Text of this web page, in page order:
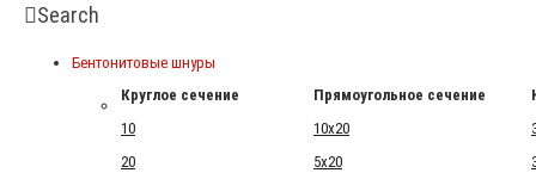
Search
Бентонитовые шнуры
Круглое сечение
Прямоугольное сечение
10
10x20
20
5x20